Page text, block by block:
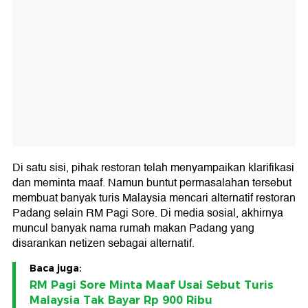
Di satu sisi, pihak restoran telah menyampaikan klarifikasi
dan meminta maaf. Namun buntut permasalahan tersebut
membuat banyak turis Malaysia mencari alternatif restoran
Padang selain RM Pagi Sore. Di media sosial, akhirnya
muncul banyak nama rumah makan Padang yang
disarankan netizen sebagai alternatif.
Baca juga:
RM Pagi Sore Minta Maaf Usai Sebut Turis
Malaysia Tak Bayar Rp 900 Ribu